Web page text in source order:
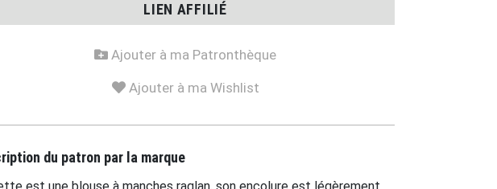
LIEN AFFILIÉ
Ajouter à ma Patronthèque
Ajouter à ma Wishlist
du patron par la marque